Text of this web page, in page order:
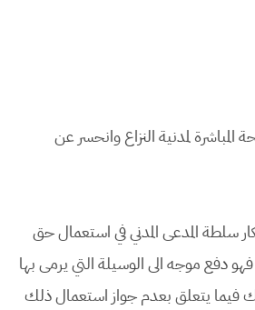
لمدنية النزاع وانحسر عن
سلطة المدعى المدني في استعمال حق
فهو دفع موجه الى الوسيلة التي يرمى بها
يتعلق بعدم جواز استعمال ذلك